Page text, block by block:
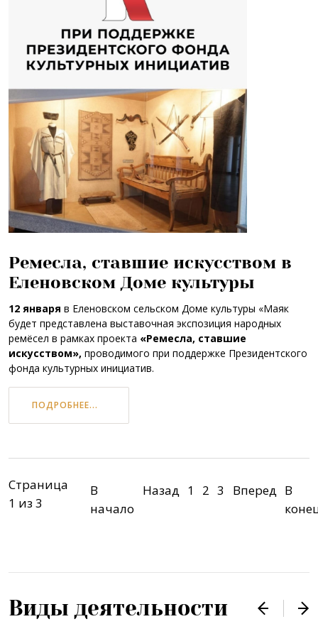
Ремесла, ставшие искусством в
Еленовском Доме культуры
12 января в Еленовском сельском Доме культуры «Маяк
будет представлена выставочная экспозиция народных
ремёсел в рамках проекта «Ремесла, ставшие
искусством», проводимого при поддержке Президентского
фонда культурных инициатив.
ПОДРОБНЕЕ...
Страница
1 из 3
В
начало
Назад 1 2 3 Вперед В
Виды деятельности